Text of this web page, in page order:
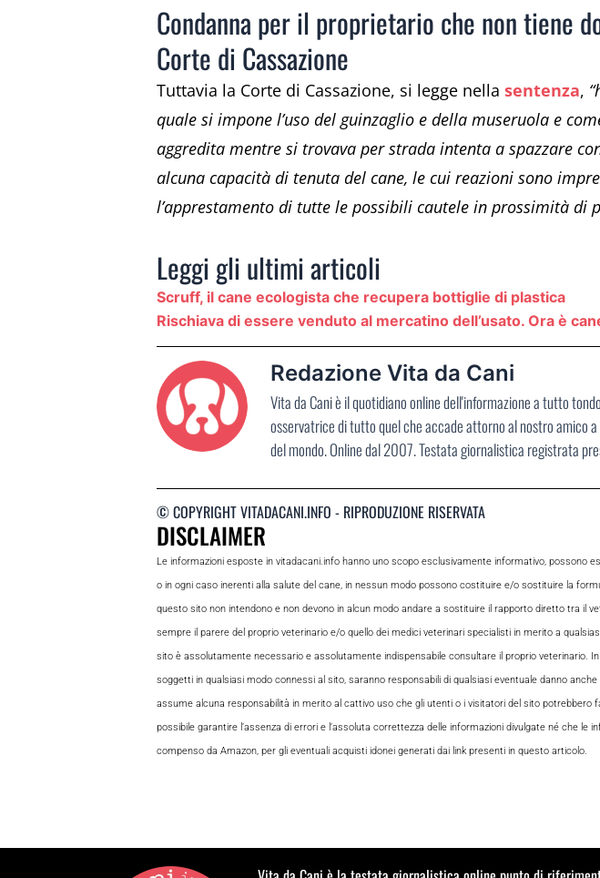
Condanna per il proprietario che non tiene
Corte di Cassazione
Tuttavia la Corte di Cassazione, si legge nella sentenza,
quale si impone l’uso del guinzaglio e della museruola e
aggredita mentre si trovava per strada intenta a spazzare
alcuna capacità di tenuta del cane, le cui reazioni sono
l’apprestamento di tutte le possibili cautele in prossimità di
Leggi gli ultimi articoli
Scruff, il cane ecologista che recupera bottiglie di plastica
Rischiava di essere venduto al mercatino dell’usato. Ora è
Redazione Vita da Cani
Vita da Cani è il quotidiano online dell'informazione a tutto
osservatrice di tutto quel che accade attorno al nostro amico
del mondo. Online dal 2007. Testata giornalistica registrata
© COPYRIGHT VITADACANI.INFO - RIPRODUZIONE RISERVATA
DISCLAIMER
Le informazioni esposte in vitadacani.info hanno uno scopo esclusivamente informativo,
o in ogni caso inerenti alla salute del cane, in nessun modo possono costituire e/o sostituire la
questo sito non intendono e non devono in alcun modo andare a sostituire il rapporto diretto tra il
sempre il parere del proprio veterinario e/o quello dei medici veterinari specialisti in merito a
sito è assolutamente necessario e assolutamente indispensabile consultare il proprio veterinario.
soggetti in qualsiasi modo connessi al sito, saranno responsabili di qualsiasi eventuale danno
assume alcuna responsabilità in merito al cattivo uso che gli utenti o i visitatori del sito
possibile garantire l’assenza di errori e l’assoluta correttezza delle informazioni divulgate né che
compenso da Amazon, per gli eventuali acquisti idonei generati dai link presenti in questo articolo.